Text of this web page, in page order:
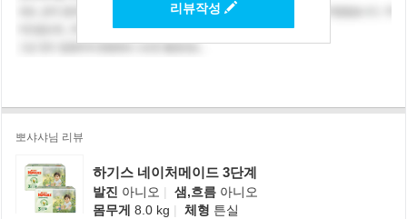
리뷰작성
뽀샤샤님 리뷰
하기스 네이처메이드 3단계
발진 아니오 | 샘,흐름 아니오
몸무게 8.0 kg | 체형 튼실